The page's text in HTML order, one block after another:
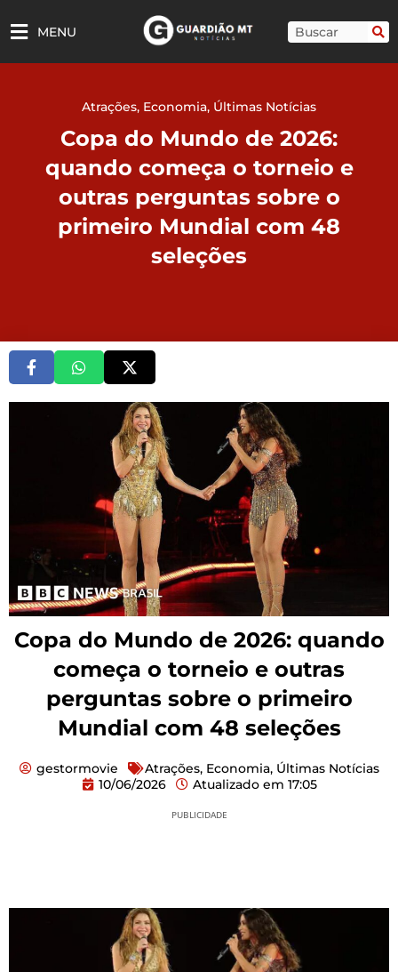
para
MENU Pesquisar
Atrações, Economia, Últimas Notícias
Copa do Mundo de 2026:
quando começa o torneio e
outras perguntas sobre o
primeiro Mundial com 48
seleções
Copa do Mundo de 2026: quando
começa o torneio e outras
perguntas sobre o primeiro
Mundial com 48 seleções
gestormovie Atrações, Economia, Últimas Notícias
10/06/2026
Atualizado em 17:05
PUBLICIDADE